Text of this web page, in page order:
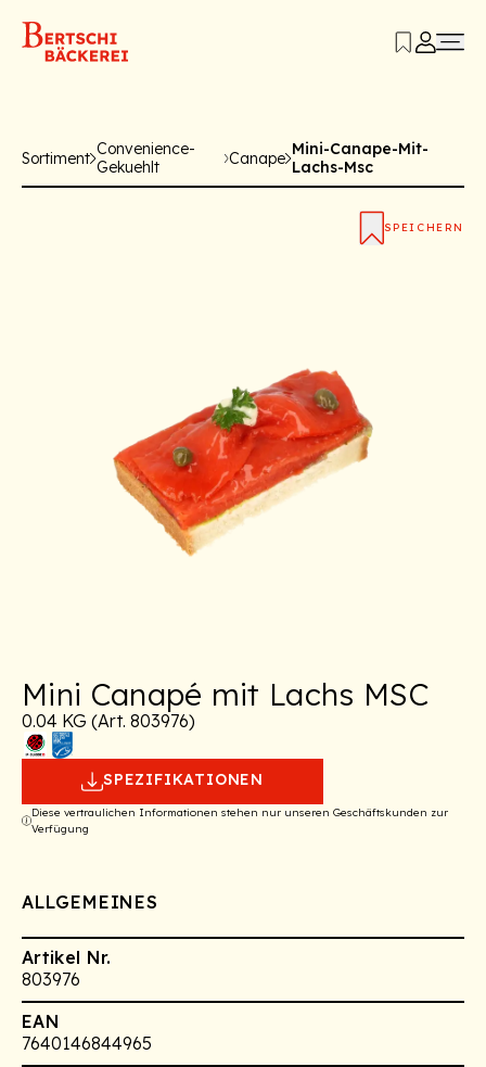
Sortiment Convenience-
Gekuehlt
Canape Mini-Canape-Mit-
Lachs-Msc
SPEICHERN
Mini Canapé mit Lachs MSC
0.04 KG (Art. 803976)
SPEZIFIKATIONEN
Diese vertraulichen Informationen stehen nur unseren Geschäftskunden zur
Verfügung
ALLGEMEINES
Artikel Nr.
803976
EAN
7640146844965